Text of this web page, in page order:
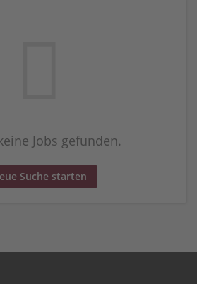
Jobs gefunden.
Suche starten